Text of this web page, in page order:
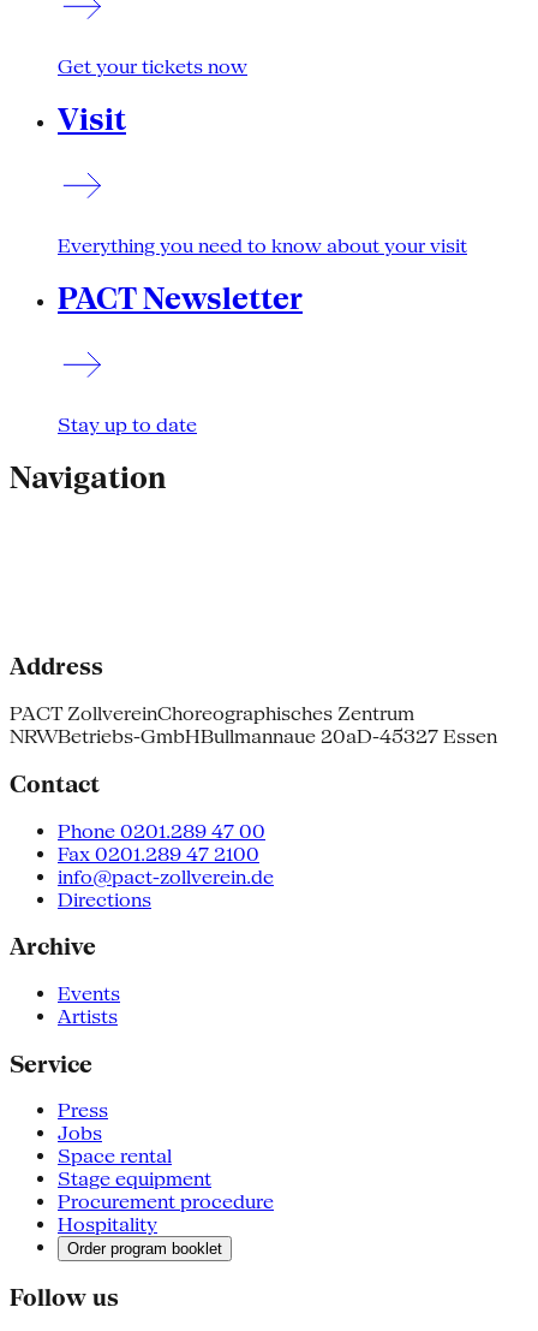
Get your tickets now
Visit
Everything you need to know about your visit
PACT Newsletter
Stay up to date
Navigation
Address
PACT ZollvereinChoreographisches Zentrum
NRWBetriebs-GmbHBullmannaue 20aD-45327 Essen
Contact
Phone 0201.289 47 00
Fax 0201.289 47 2100
info@pact-zollverein.de
Directions
Archive
Events
Artists
Service
Press
Jobs
Space rental
Stage equipment
Procurement procedure
Hospitality
Order program booklet
Follow us